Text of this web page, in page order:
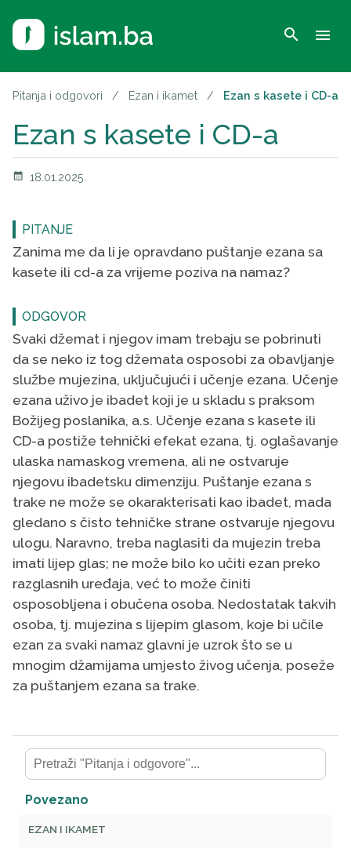
search menu
Pitanja i odgovori / Ezan i ikamet / Ezan s kasete i CD-a
Ezan s kasete i CD-a
calendar_month 18.01.2025.
PITANJE
Zanima me da li je opravdano puštanje ezana sa
kasete ili cd-a za vrijeme poziva na namaz?
ODGOVOR
Svaki džemat i njegov imam trebaju se pobrinuti
da se neko iz tog džemata osposobi za obavljanje
službe mujezina, uključujući i učenje ezana. Učenje
ezana uživo je ibadet koji je u skladu s praksom
Božijeg poslanika, a.s. Učenje ezana s kasete ili
CD-a postiže tehnički efekat ezana, tj. oglašavanje
ulaska namaskog vremena, ali ne ostvaruje
njegovu ibadetsku dimenziju. Puštanje ezana s
trake ne može se okarakterisati kao ibadet, mada
gledano s čisto tehničke strane ostvaruje njegovu
ulogu. Naravno, treba naglasiti da mujezin treba
imati lijep glas; ne može bilo ko učiti ezan preko
razglasnih uređaja, već to može činiti
osposobljena i obučena osoba. Nedostatak takvih
osoba, tj. mujezina s lijepim glasom, koje bi učile
ezan za svaki namaz glavni je uzrok što se u
mnogim džamijama umjesto živog učenja, poseže
za puštanjem ezana sa trake.
Povezano
EZAN I IKAMET